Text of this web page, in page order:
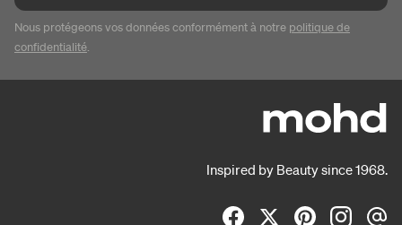
Nous protégeons vos données conformément à notre politique de
confidentialité.
Inspired by Beauty since 1968.